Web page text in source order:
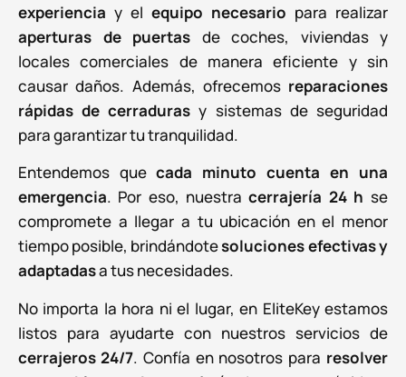
experiencia y el equipo necesario para realizar
aperturas de puertas de coches, viviendas y
locales comerciales de manera eficiente y sin
causar daños. Además, ofrecemos reparaciones
rápidas de cerraduras y sistemas de seguridad
para garantizar tu tranquilidad.
Entendemos que cada minuto cuenta en una
emergencia. Por eso, nuestra cerrajería 24 h se
compromete a llegar a tu ubicación en el menor
tiempo posible, brindándotesoluciones efectivas y
adaptadasa tus necesidades.
No importa la hora ni el lugar, en EliteKey estamos
listos para ayudarte con nuestros servicios de
cerrajeros 24/7. Confía en nosotros para resolver